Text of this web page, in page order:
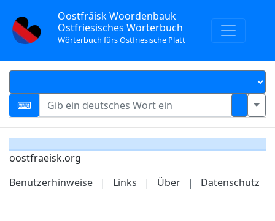
Oostfräisk Woordenbauk
Ostfriesisches Wörterbuch
Wörterbuch fürs Ostfriesische Platt
oostfraeisk.org
Benutzerhinweise
| Links | Über | Datenschutz